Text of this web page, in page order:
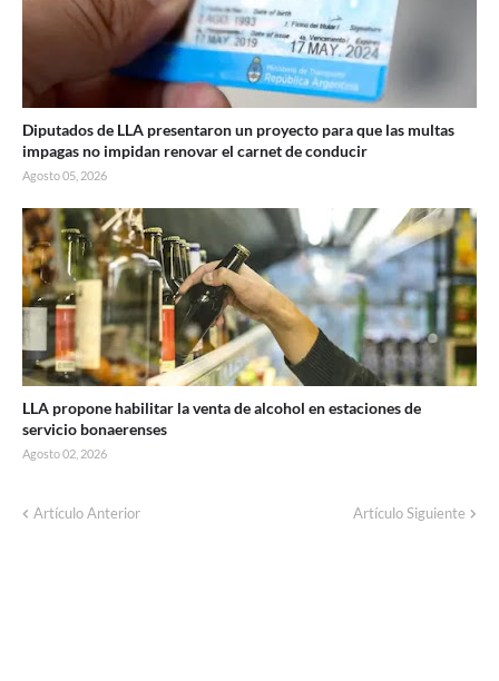
Diputados de LLA presentaron un proyecto para que las multas
impagas no impidan renovar el carnet de conducir
Agosto 05, 2026
LLA propone habilitar la venta de alcohol en estaciones de
servicio bonaerenses
Agosto 02, 2026
Artículo Anterior Artículo Siguiente
Corte de energía programado para este